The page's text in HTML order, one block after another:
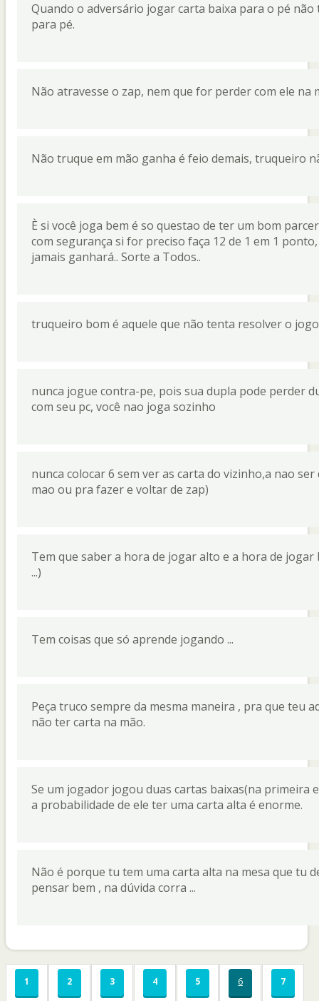
Quando o adversário jogar carta baixa para o pé
para pé.
Não atravesse o zap, nem que for perder com ele na
Não truque em mão ganha é feio demais, truqueiro
È si você joga bem é so questao de ter um bom
com segurança si for preciso faça 12 de 1 em 1
jamais ganhará.. Sorte a Todos..
truqueiro bom é aquele que não tenta resolver o
nunca jogue contra-pe, pois sua dupla pode perder
com seu pc, você nao joga sozinho
nunca colocar 6 sem ver as carta do vizinho,a nao
mao ou pra fazer e voltar de zap)
Tem que saber a hora de jogar alto e a hora de
...)
Tem coisas que só aprende jogando ...
Peça truco sempre da mesma maneira , pra que teu
não ter carta na mão.
Se um jogador jogou duas cartas baixas(na primeira
a probabilidade de ele ter uma carta alta é enorme.
Não é porque tu tem uma carta alta na mesa que tu
pensar bem , na dúvida corra ...
1 2 3 4 5 6 7